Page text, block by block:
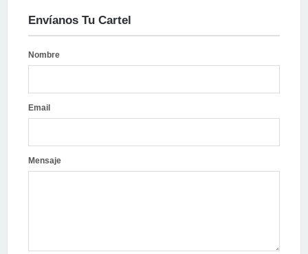
Envíanos Tu Cartel
Nombre
Email
Mensaje